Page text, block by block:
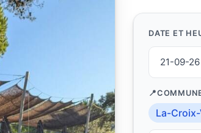
DATE ET
21-09-
La-